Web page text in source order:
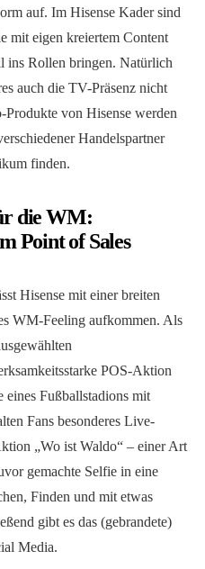
auf. Im Hisense Kader sind
mit eigen kreiertem Content
ins Rollen bringen. Natürlich
auch die TV-Präsenz nicht
von Hisense werden
Handelspartner
finden.
die WM:
Point of Sales
Hisense mit einer breiten
WM-Feeling aufkommen. Als
POS-Aktion
eines Fußballstadions mit
Fans besonderes Live-
„Wo ist Waldo“ – einer Art
gemachte Selfie in eine
Finden und mit etwas
gibt es das (gebrandete)
Media.